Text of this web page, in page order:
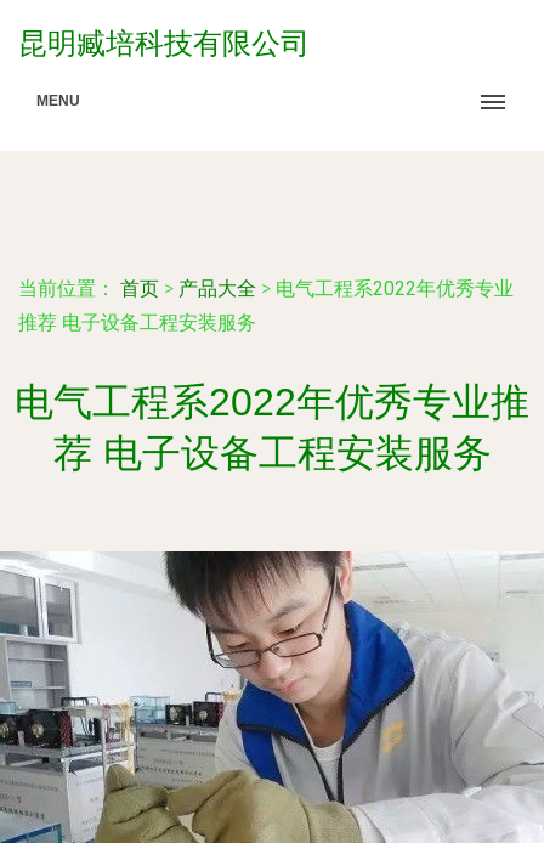
昆明臧培科技有限公司
MENU
当前位置： 首页 > 产品大全 > 电气工程系2022年优秀专业
推荐 电子设备工程安装服务
电气工程系2022年优秀专业推
荐 电子设备工程安装服务